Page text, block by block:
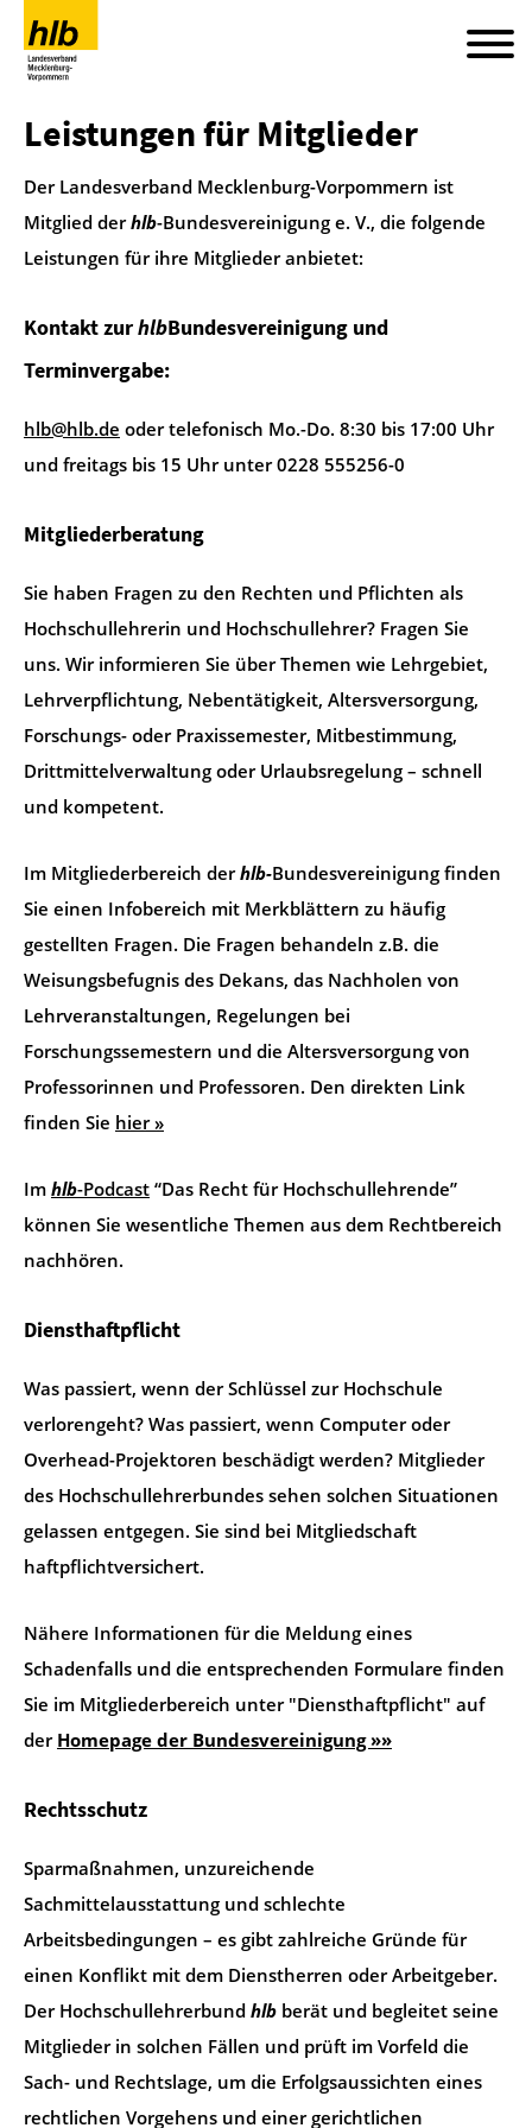
Leistungen für Mitglieder
Der Landesverband Mecklenburg-Vorpommern ist
Mitglied derhlb-Bundesvereinigung e. V., die folgende
Leistungen für ihre Mitglieder anbietet:
Kontakt zurhlbBundesvereinigung und
Terminvergabe:
hlb@hlb.de oder telefonisch Mo.-Do. 8:30 bis 17:00 Uhr
und freitags bis 15 Uhr unter 0228 555256-0
Mitgliederberatung
Sie haben Fragen zu den Rechten und Pflichten als
Hochschullehrerin und Hochschullehrer? Fragen Sie
uns. Wir informieren Sie über Themen wie Lehrgebiet,
Lehrverpflichtung, Nebentätigkeit, Altersversorgung,
Forschungs- oder Praxissemester, Mitbestimmung,
Drittmittelverwaltung oder Urlaubsregelung – schnell
und kompetent.
Im Mitgliederbereich derhlb-Bundesvereinigung finden
Sie einen Infobereich mit Merkblättern zu häufig
gestellten Fragen. Die Fragen behandeln z.B. die
Weisungsbefugnis des Dekans, das Nachholen von
Lehrveranstaltungen, Regelungen bei
Forschungssemestern und die Altersversorgung von
Professorinnen und Professoren. Den direkten Link
finden Sie hier »
Im hlb-Podcast “Das Recht für Hochschullehrende”
können Sie wesentliche Themen aus dem Rechtbereich
nachhören.
Diensthaftpflicht
Was passiert, wenn der Schlüssel zur Hochschule
verlorengeht? Was passiert, wenn Computer oder
Overhead-Projektoren beschädigt werden? Mitglieder
des Hochschullehrerbundes sehen solchen Situationen
gelassen entgegen. Sie sind bei Mitgliedschaft
haftpflichtversichert.
Nähere Informationen für die Meldung eines
Schadenfalls und die entsprechenden Formulare finden
Sie im Mitgliederbereich unter "Diensthaftpflicht" auf
der Homepage der Bundesvereinigung »»
Rechtsschutz
Sparmaßnahmen, unzureichende
Sachmittelausstattung und schlechte
Arbeitsbedingungen – es gibt zahlreiche Gründe für
einen Konflikt mit dem Dienstherren oder Arbeitgeber.
Der Hochschullehrerbund hlb berät und begleitet seine
Mitglieder in solchen Fällen und prüft im Vorfeld die
Sach- und Rechtslage, um die Erfolgsaussichten eines
rechtlichen Vorgehens und einer gerichtlichen